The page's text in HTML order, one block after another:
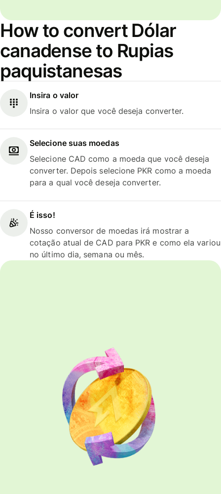
How to convert Dólar
canadense to Rupias
paquistanesas
Insira o valor
Insira o valor que você deseja converter.
Selecione suas moedas
Selecione CAD como a moeda que você deseja
converter. Depois selecione PKR como a moeda
para a qual você deseja converter.
É isso!
Nosso conversor de moedas irá mostrar a
cotação atual de CAD para PKR e como ela variou
no último dia, semana ou mês.